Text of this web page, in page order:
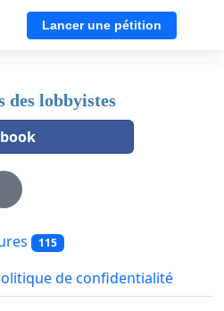
Lancer une pétition
des lobbyistes
115
de confidentialité